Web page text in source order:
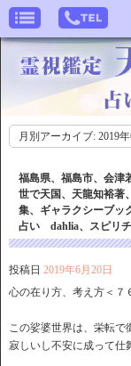
月別アーカイブ: 2019年
福島県、福島市、会津
世で天国、天龍知裕著
集、ギャラクシーブッ
占い dahlia、スピリ
投稿日 2019年6月20日
心の在り方、考え方＜７
この娑婆世界は、栄転で
寂しいし不安に成って仕